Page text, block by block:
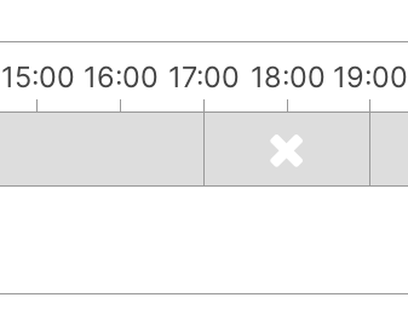
15:00 16:00 17:00 18:00 19:00